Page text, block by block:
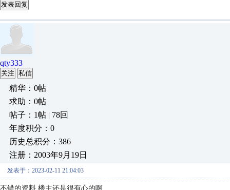
发表回复
qty333
关注 私信
精华：0帖
求助：0帖
帖子：1帖 | 78回
年度积分：0
历史总积分：386
注册：2003年9月19日
发表于：2023-02-11 21:04:03
不错的资料 楼主还是很有心的啊